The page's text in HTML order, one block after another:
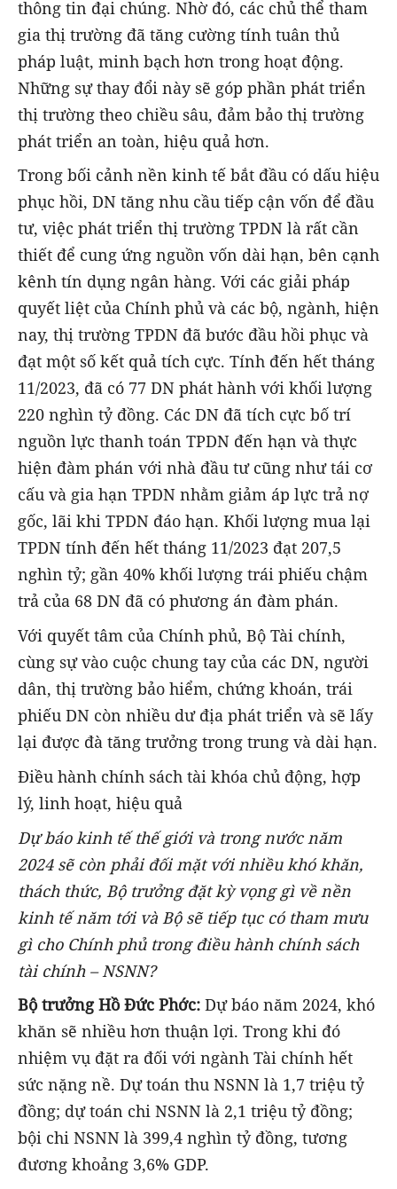
thông tin đại chúng. Nhờ đó, các chủ thể tham
gia thị trường đã tăng cường tính tuân thủ
pháp luật, minh bạch hơn trong hoạt động.
Những sự thay đổi này sẽ góp phần phát triển
thị trường theo chiều sâu, đảm bảo thị trường
phát triển an toàn, hiệu quả hơn.
Trong bối cảnh nền kinh tế bắt đầu có dấu hiệu
phục hồi, DN tăng nhu cầu tiếp cận vốn để đầu
tư, việc phát triển thị trường TPDN là rất cần
thiết để cung ứng nguồn vốn dài hạn, bên cạnh
kênh tín dụng ngân hàng. Với các giải pháp
quyết liệt của Chính phủ và các bộ, ngành, hiện
nay, thị trường TPDN đã bước đầu hồi phục và
đạt một số kết quả tích cực. Tính đến hết tháng
11/2023, đã có 77 DN phát hành với khối lượng
220 nghìn tỷ đồng. Các DN đã tích cực bố trí
nguồn lực thanh toán TPDN đến hạn và thực
hiện đàm phán với nhà đầu tư cũng như tái cơ
cấu và gia hạn TPDN nhằm giảm áp lực trả nợ
gốc, lãi khi TPDN đáo hạn. Khối lượng mua lại
TPDN tính đến hết tháng 11/2023 đạt 207,5
nghìn tỷ; gần 40% khối lượng trái phiếu chậm
trả của 68 DN đã có phương án đàm phán.
Với quyết tâm của Chính phủ, Bộ Tài chính,
cùng sự vào cuộc chung tay của các DN, người
dân, thị trường bảo hiểm, chứng khoán, trái
phiếu DN còn nhiều dư địa phát triển và sẽ lấy
lại được đà tăng trưởng trong trung và dài hạn.
Điều hành chính sách tài khóa chủ động, hợp
lý, linh hoạt, hiệu quả
Dự báo kinh tế thế giới và trong nước năm
2024 sẽ còn phải đối mặt với nhiều khó khăn,
thách thức, Bộ trưởng đặt kỳ vọng gì về nền
kinh tế năm tới và Bộ sẽ tiếp tục có tham mưu
gì cho Chính phủ trong điều hành chính sách
tài chính – NSNN?
Bộ trưởng Hồ Đức Phớc: Dự báo năm 2024, khó
khăn sẽ nhiều hơn thuận lợi. Trong khi đó
nhiệm vụ đặt ra đối với ngành Tài chính hết
sức nặng nề. Dự toán thu NSNN là 1,7 triệu tỷ
đồng; dự toán chi NSNN là 2,1 triệu tỷ đồng;
bội chi NSNN là 399,4 nghìn tỷ đồng, tương
đương khoảng 3,6% GDP.